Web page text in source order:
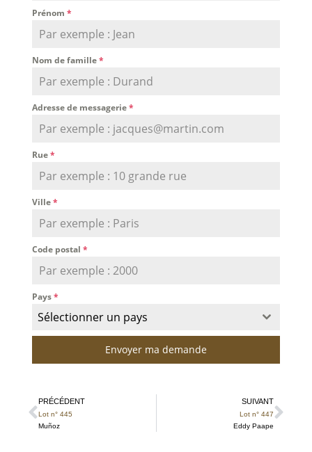
Prénom *
Nom de famille*
Adresse de messagerie*
Rue*
Ville*
Code postal *
Pays*
Sélectionner un pays
Envoyer ma demande
PRÉCÉDENT
Lot n° 445
Muñoz
SUIVANT
Lot n° 447
Eddy Paape